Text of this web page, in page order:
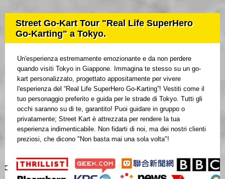
Street Go-Kart Tour "Real Life SuperHero
Go-Karting" a Tokyo.
Un'esperienza estremamente emozionante e da non perdere
quando visiti Tokyo in Giappone. Immagina te stesso su un go-
kart personalizzato, progettato appositamente per vivere
l'esperienza del “Real Life SuperHero Go-Karting”! Vestiti come il
tuo personaggio preferito e guida per le strade di Tokyo. Tutti gli
occhi saranno su di te, garantito! Puoi guidare in gruppo o
privatamente; Street Kart è attrezzata per rendere la tua
esperienza indimenticabile. Non fidarti di noi, ma dei nostri clienti
preziosi, che dicono "Non basta mai una sola volta"!